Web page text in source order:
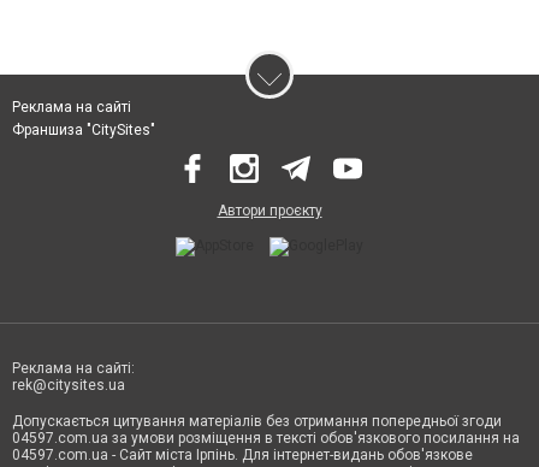
Реклама на сайті
Франшиза "CitySites"
Автори проєкту
Реклама на сайті:
rek@citysites.ua
Допускається цитування матеріалів без отримання попередньої згоди
04597.com.ua за умови розміщення в тексті обов'язкового посилання на
04597.com.ua - Сайт міста Ірпінь. Для інтернет-видань обов'язкове